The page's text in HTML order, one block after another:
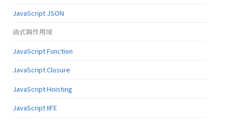
JavaScript JSON
函式與作用域
JavaScript Function
JavaScript Closure
JavaScript Hoisting
JavaScript IIFE